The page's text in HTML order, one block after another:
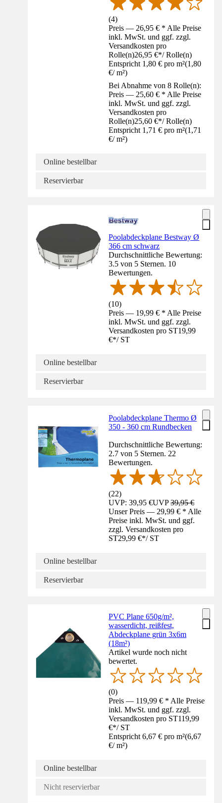
(4)
Preis — 26,95 € * Alle Preise
inkl. MwSt. und ggf. zzgl.
Versandkosten pro
Rolle(n)26,95 €*/ Rolle(n)
Entspricht 1,80 € pro m²(1,80
€/ m²)
Bei Abnahme von 8 Rolle(n):
Preis — 25,60 € * Alle Preise
inkl. MwSt. und ggf. zzgl.
Versandkosten pro
Rolle(n)25,60 €*/ Rolle(n)
Entspricht 1,71 € pro m²(1,71
€/ m²)
Online bestellbar
Reservierbar
Poolabdeckplane Bestway Ø
366 cm schwarz
Durchschnittliche Bewertung:
3.5 von 5 Sternen. 10
Bewertungen.
(10)
Preis — 19,99 € * Alle Preise
inkl. MwSt. und ggf. zzgl.
Versandkosten pro ST19,99
€*/ ST
Online bestellbar
Reservierbar
Poolabdeckplane Thermo Ø
350 - 360 cm Rundbecken
Durchschnittliche Bewertung:
2.7 von 5 Sternen. 22
Bewertungen.
(22)
UVP: 39,95 €UVP39,95 €
Unser Preis — 29,99 € * Alle
Preise inkl. MwSt. und ggf.
zzgl. Versandkosten pro
ST29,99 €*/ ST
Online bestellbar
Reservierbar
PVC Plane 650g/m²,
wasserdicht, reißfest,
Abdeckplane grün 3x6m
(18m²)
Artikel wurde noch nicht
bewertet.
(0)
Preis — 119,99 € * Alle Preise
inkl. MwSt. und ggf. zzgl.
Versandkosten pro ST119,99
€*/ ST
Entspricht 6,67 € pro m²(6,67
€/ m²)
Online bestellbar
Nicht reservierbar